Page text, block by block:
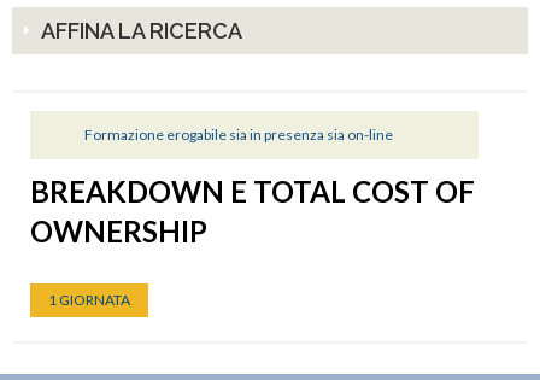
AFFINA LA RICERCA
Formazione erogabile sia in presenza sia on-line
BREAKDOWN E TOTAL COST OF
OWNERSHIP
1 GIORNATA